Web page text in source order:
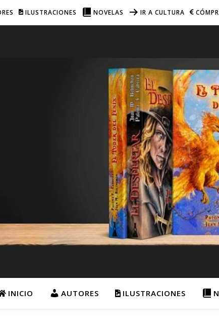
ILUSTRACIONES NOVELAS IR A CULTURA
INICIO AUTORES ILUSTRACIONES